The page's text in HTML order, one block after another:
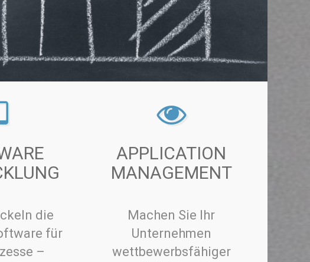
die
für
–
APPLICATION
MANAGEMENT
Machen Sie Ihr
Unternehmen
wettbewerbsfähiger